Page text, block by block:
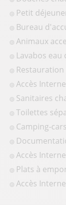
Petit
Bureau
Animaux
Lavabos eau
Accès
Sanitaires
Toilettes
Camping-
Accès
Plats à
Accès